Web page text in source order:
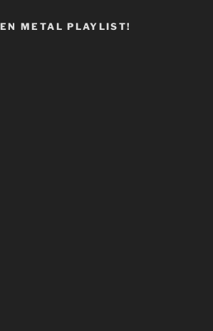
METAL PLAYLIST!